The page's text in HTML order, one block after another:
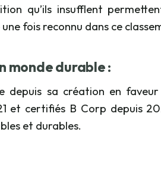
qu’ils insufflent
une fois reconnu dans ce
monde durable:
depuis sa création en
et certifiés B Corp depuis
et durables.